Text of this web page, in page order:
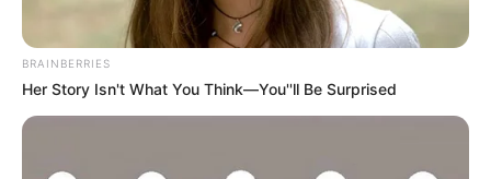
BRAINBERRIES
Her Story Isn't What You Think—You''ll Be Surprised